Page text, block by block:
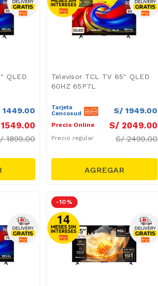
QLED
1449.00
1549.00
1899.00
Televisor TCL TV 65" QLED
60HZ 65P7L
Tarjeta
Cencosud
S/ 1949.00
Precio Online S/ 2049.00
Precio regular S/2499.00
-10 %